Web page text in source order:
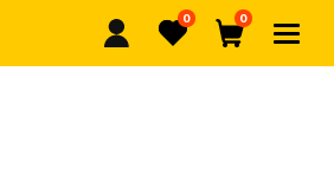
Lemmikud
0
Ostukorv
0